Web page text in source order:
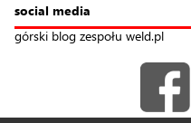
social media
górski blog zespołu weld.pl